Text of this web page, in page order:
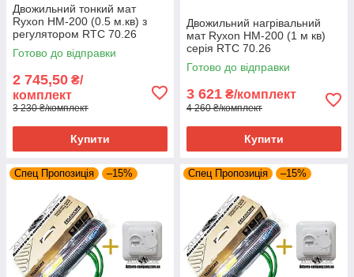
міліметра.
Може використовуватися в якості основного або додаткового
джерела тепла в приміщенні.
Виготовляється у вигляді готових комплектів, площею від 0,5
до 15 кв. м.
здійснено за допомогою герметичної муфти.
температурою плавлення.
Захист від електромагнітного випромінювання - за
допомогою алюмінієвої фольги.
Також, може монтуватися в підлогу, під різні види покриття:
ламінат, ковролін.
Для управління необхідний терморегулятор.
Двожильний тонкий мат
Ryxon HM-200 (0.5 м.кв) з
регулятором RTC 70.26
Готово до відправки
2 745,50 ₴/
комплект
3 230 ₴/комплект
Купити
Двожильний нагрівальний
мат Ryxon HM-200 (1 м кв)
серія RTC 70.26
Готово до відправки
3 621 ₴/комплект
4 260 ₴/комплект
Купити
Спец Пропозиція –15% Спец Пропозиція –15%